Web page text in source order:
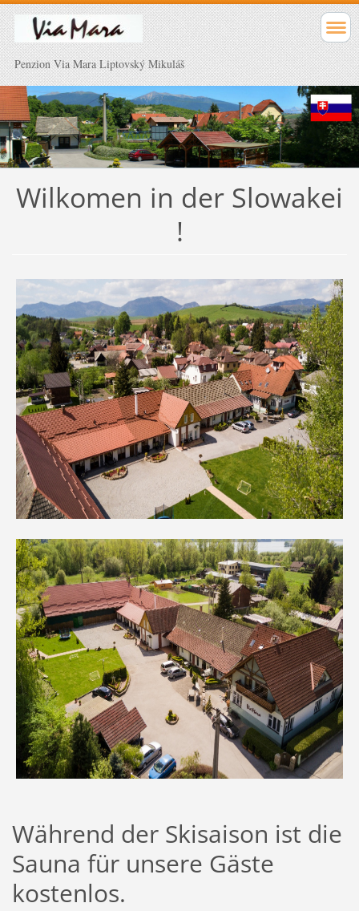
Penzion Via Mara Liptovský Mikuláš
Wilkomen in der Slowakei
!
Während der Skisaison ist die
Sauna für unsere Gäste
kostenlos.